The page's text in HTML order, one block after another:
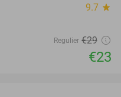
9.7 star
Regulier €29
€23